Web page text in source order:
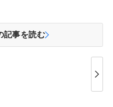
記事を読む